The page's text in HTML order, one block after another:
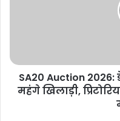
सबसे
महंगे
खिलाड़ी,
SA20 Auction
महंगे खिलाड़ी,